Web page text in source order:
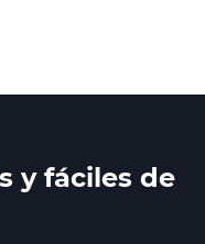
y fáciles de